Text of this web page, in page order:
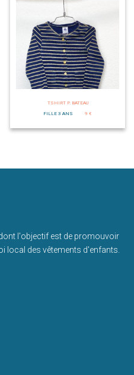
TSHIRT P. BATEAU
FILLE 3 ANS
9 €
l'objectif est de promouvoir
local des vêtements d'enfants.